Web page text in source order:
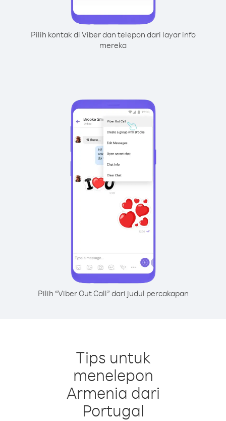
Pilih kontak di Viber dan telepon dari layar info
mereka
Pilih “Viber Out Call” dari judul percakapan
Tips untuk
menelepon
Armenia dari
Portugal